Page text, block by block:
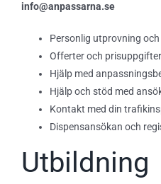
info@anpassarna.se
Personlig utprovning
Offerter och
Hjälp med
Hjälp och stöd med
Kontakt med din
Dispensansökan och
Utbildning